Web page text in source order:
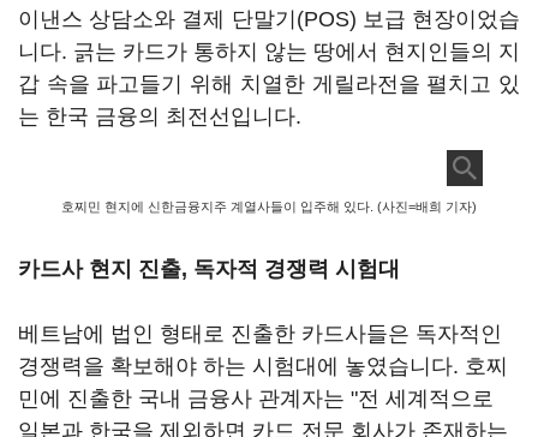
이낸스 상담소와 결제 단말기(POS) 보급 현장이었습
니다. 긁는 카드가 통하지 않는 땅에서 현지인들의 지
갑 속을 파고들기 위해 치열한 게릴라전을 펼치고 있
는 한국 금융의 최전선입니다.
호찌민 현지에 신한금융지주 계열사들이 입주해 있다. (사진=배희 기자)
카드사 현지 진출, 독자적 경쟁력 시험대
베트남에 법인 형태로 진출한 카드사들은 독자적인
경쟁력을 확보해야 하는 시험대에 놓였습니다. 호찌
민에 진출한 국내 금융사 관계자는 "전 세계적으로
일본과 한국을 제외하면 카드 전문 회사가 존재하는